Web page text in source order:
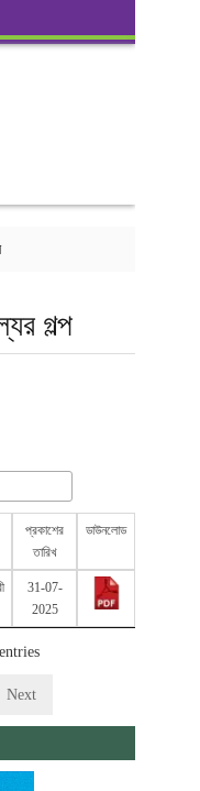
গল্প
প্রকাশের
তারিখ
ডাউনলোড
31-07-
2025
Next